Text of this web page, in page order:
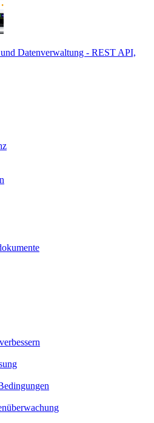
Datenverwaltung - REST API,